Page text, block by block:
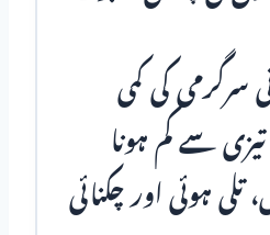
سرگرمی کی کمی
سے کم ہونا
تلی ہوئی اور چکنائی